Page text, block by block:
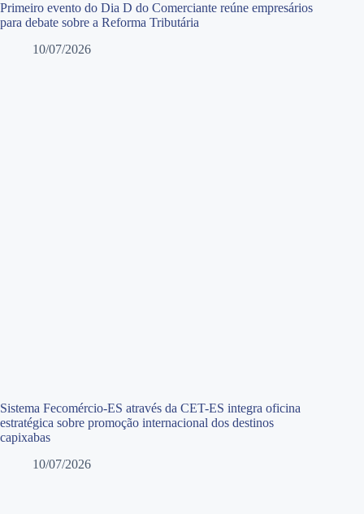
Primeiro evento do Dia D do Comerciante reúne empresários
para debate sobre a Reforma Tributária
10/07/2026
Sistema Fecomércio-ES através da CET-ES integra oficina
estratégica sobre promoção internacional dos destinos
capixabas
10/07/2026